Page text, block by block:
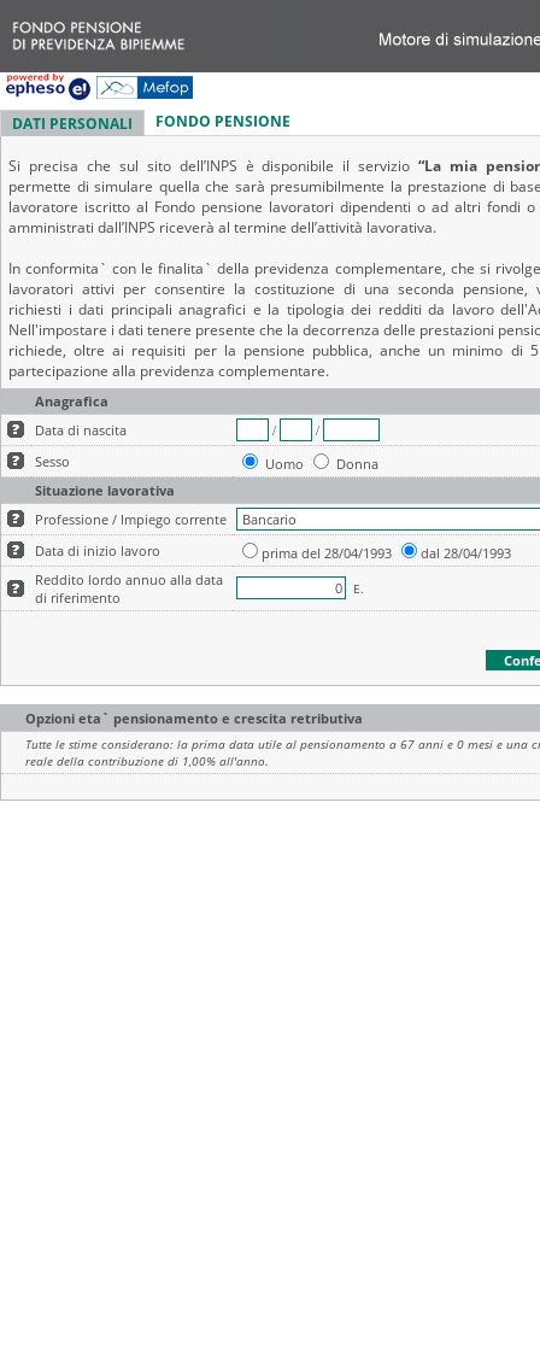
DATI PERSONALI FONDO PENSIONE
Si precisa che sul sito dell’INPS è disponibile il servizio“La mia
permette di simulare quella che sarà presumibilmente la prestazione di
lavoratore iscritto al Fondo pensione lavoratori dipendenti o ad altri fondi o
amministrati dall’INPS riceverà al termine dell’attività lavorativa.
In conformita` con le finalita` della previdenza complementare, che si
lavoratori attivi per consentire la costituzione di una seconda pensione,
richiesti i dati principali anagrafici e la tipologia dei redditi da lavoro
Nell'impostare i dati tenere presente che la decorrenza delle prestazioni
richiede, oltre ai requisiti per la pensione pubblica, anche un minimo di
partecipazione alla previdenza complementare.
Anagrafica
Data di nascita
/ /
Sesso Uomo
Donna
Situazione lavorativa
Professione / Impiego corrente
Data di inizio lavoro
prima del 28/04/1993
dal 28/04/1993
Reddito lordo annuo alla data
di riferimento
E.
Opzioni eta` pensionamento e crescita retributiva
Tutte le stime considerano: la prima data utile al pensionamento a 67 anni e 0 mesi e una
reale della contribuzione di 1,00% all'anno.